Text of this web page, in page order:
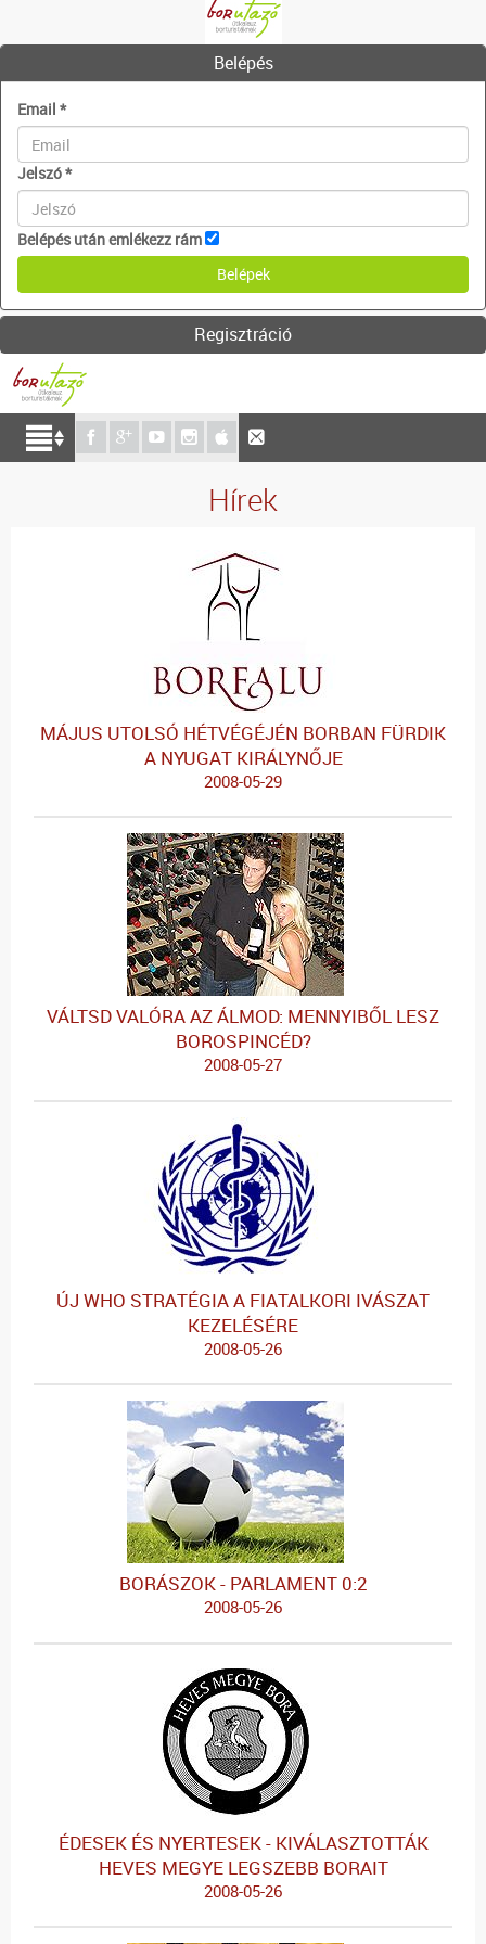
Belépés
Email *
Jelszó*
Belépés után emlékezz rám
Regisztráció
Hírek
MÁJUS UTOLSÓ HÉTVÉGÉJÉN BORBAN FÜRDIK
A NYUGAT KIRÁLYNŐJE
2008-05-29
VÁLTSD VALÓRA AZ ÁLMOD: MENNYIBŐL LESZ
BOROSPINCÉD?
2008-05-27
ÚJ WHO STRATÉGIA A FIATALKORI IVÁSZAT
KEZELÉSÉRE
2008-05-26
BORÁSZOK - PARLAMENT 0:2
2008-05-26
ÉDESEK ÉS NYERTESEK - KIVÁLASZTOTTÁK
HEVES MEGYE LEGSZEBB BORAIT
2008-05-26